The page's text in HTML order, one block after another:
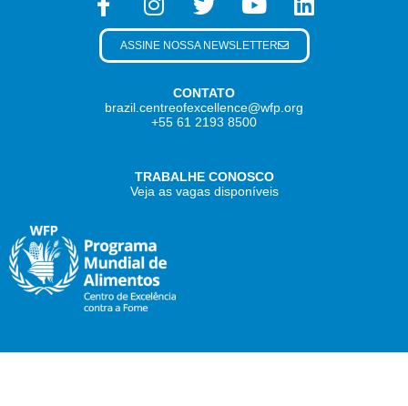
CONTATO
brazil.centreofexcellence@wfp.org
+55 61 2193 8500
TRABALHE CONOSCO
Veja as vagas disponíveis
ASSINE NOSSA NEWSLETTER